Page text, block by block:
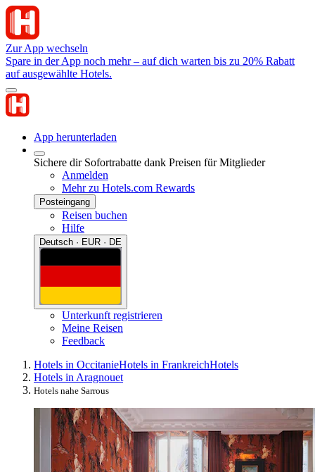
Zur App wechseln
Spare in der App noch mehr – auf dich warten bis zu 20% Rabatt
auf ausgewählte Hotels.
App herunterladen
Sichere dir Sofortrabatte dank Preisen für Mitglieder
Anmelden
Mehr zu Hotels.com Rewards
Posteingang
Reisen buchen
Hilfe
Deutsch · EUR · DE
Unterkunft registrieren
Meine Reisen
Feedback
Hotels in OccitanieHotels in FrankreichHotels
Hotels in Aragnouet
Hotels nahe Sarrous